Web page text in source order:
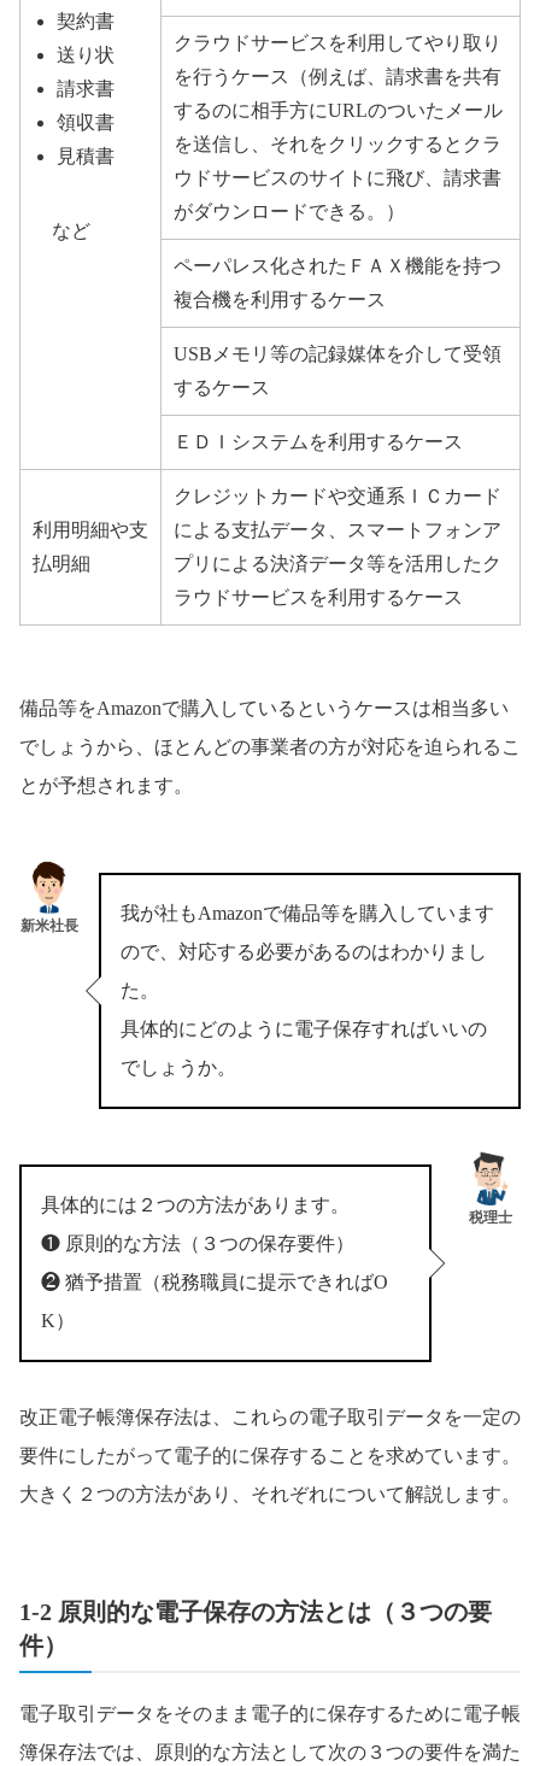
契約書
送り状
請求書
領収書
見積書
など
クラウドサービスを利用してやり取り
を行うケース（例えば、請求書を共有
するのに相手方にURLのついたメール
を送信し、それをクリックするとクラ
ウドサービスのサイトに飛び、請求書
がダウンロードできる。）
ペーパレス化されたＦＡＸ機能を持つ
複合機を利用するケース
USBメモリ等の記録媒体を介して受領
するケース
ＥＤＩシステムを利用するケース
利用明細や支
払明細
クレジットカードや交通系ＩＣカード
による支払データ、スマートフォンア
プリによる決済データ等を活用したク
ラウドサービスを利用するケース
備品等をAmazonで購入しているというケースは相当多い
でしょうから、ほとんどの事業者の方が対応を迫られるこ
とが予想されます。
新米社長
我が社もAmazonで備品等を購入しています
ので、対応する必要があるのはわかりまし
た。
具体的にどのように電子保存すればいいの
でしょうか。
具体的には２つの方法があります。
❶ 原則的な方法（３つの保存要件）
❷ 猶予措置（税務職員に提示できればO
K）
税理士
改正電子帳簿保存法は、これらの電子取引データを一定の
要件にしたがって電子的に保存することを求めています。
大きく２つの方法があり、それぞれについて解説します。
1-2 原則的な電子保存の方法とは（３つの要
件）
電子取引データをそのまま電子的に保存するために電子帳
簿保存法では、原則的な方法として次の３つの要件を満た